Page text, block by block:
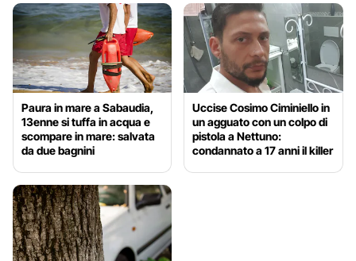
Paura in mare a Sabaudia,
13enne si tuffa in acqua e
scompare in mare: salvata
da due bagnini
Uccise Cosimo Ciminiello in
un agguato con un colpo di
pistola a Nettuno:
condannato a 17 anni il killer